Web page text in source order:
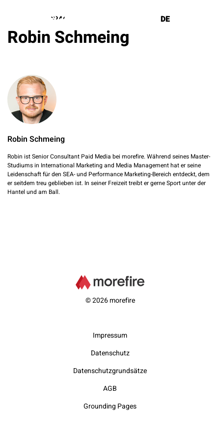
DE
Referenzen
Über uns
Know How
Newsletter
Kontakt
Robin Schmeing
Robin Schmeing
Robin ist Senior Consultant Paid Media bei morefire. Während seines Master-
Studiums in International Marketing and Media Management hat er seine
Leidenschaft für den SEA- und Performance Marketing-Bereich entdeckt, dem
er seitdem treu geblieben ist. In seiner Freizeit treibt er gerne Sport unter der
Hantel und am Ball.
© 2026 morefire
Impressum
Datenschutz
Datenschutzgrundsätze
AGB
Grounding Pages